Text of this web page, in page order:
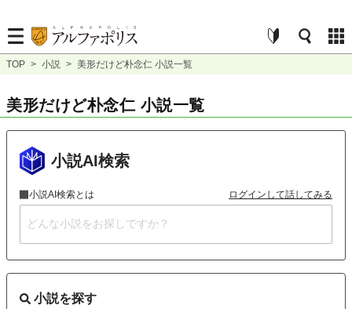
TOP > 小説 > 美形だけど朴念仁 小説一覧
美形だけど朴念仁 小説一覧
小説AI検索
小説AI検索とは ログインして話してみる
小説を探す